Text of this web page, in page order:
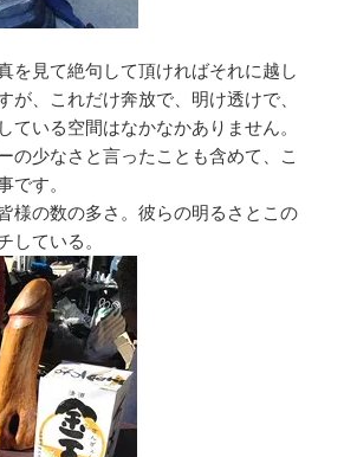
を見て絶句して頂ければそれに越し
が、これだけ奔放で、明け透けで、
ている空間はなかなかありません。
の少なさと言ったことも含めて、こ
です。
様の数の多さ。彼らの明るさとこの
している。